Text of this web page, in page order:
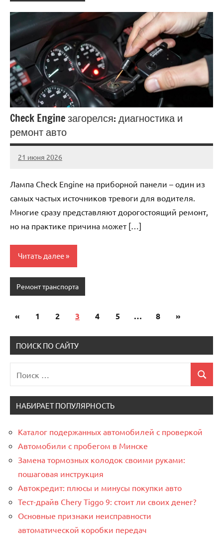
Check Engine загорелся: диагностика и
ремонт авто
21 июня 2026
auto_motorss
Нет
Лампа Check Engine на приборной панели – один из
самых частых источников тревоги для водителя.
Многие сразу представляют дорогостоящий ремонт,
но на практике причина может […]
Читать далее
Ремонт транспорта
записей
« Предыдущие
1 2 3 4 5 … 8
Следующие
»
ПОИСК ПО САЙТУ
для:
Поиск
НАБИРАЕТ ПОПУЛЯРНОСТЬ
Каталог подержанных автомобилей с проверкой
Автомобили с пробегом в Минске
Замена тормозных колодок своими руками:
пошаговая инструкция
Автокредит: плюсы и минусы покупки авто
Тест-драйв Chery Tiggo 9: стоит ли своих денег?
Основные признаки неисправности
автоматической коробки передач